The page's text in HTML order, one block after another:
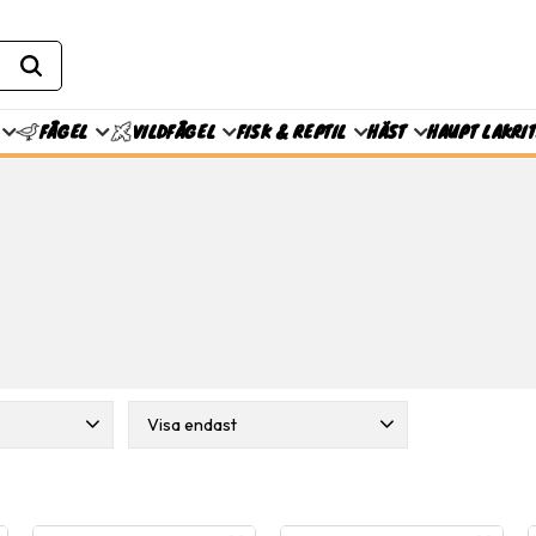
FÅGEL VILDFÅGEL FISK & REPTIL HÄST HAUPT
Visa endast